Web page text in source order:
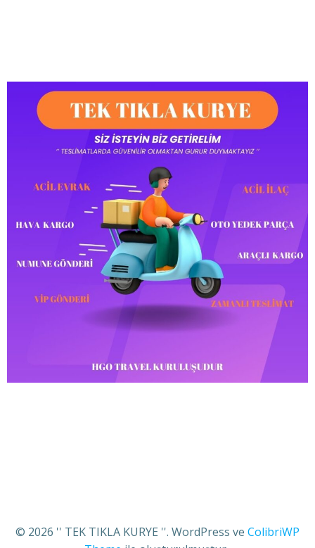
© 2026 '' TEK TIKLA KURYE ''. WordPress ve ColibriWP